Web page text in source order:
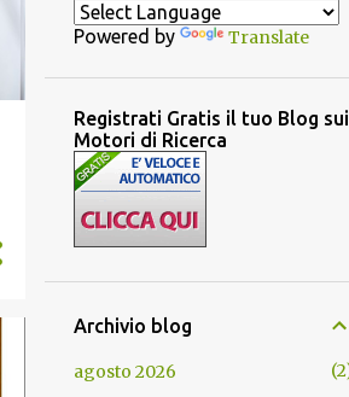
Powered by Translate
Registrati Gratis il tuo Blog sui
Motori di Ricerca
Archivio blog
agosto 2026
2